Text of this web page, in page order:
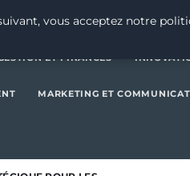
GENERAL
ET FINANCES
MARKETING ET
vous acceptez notre